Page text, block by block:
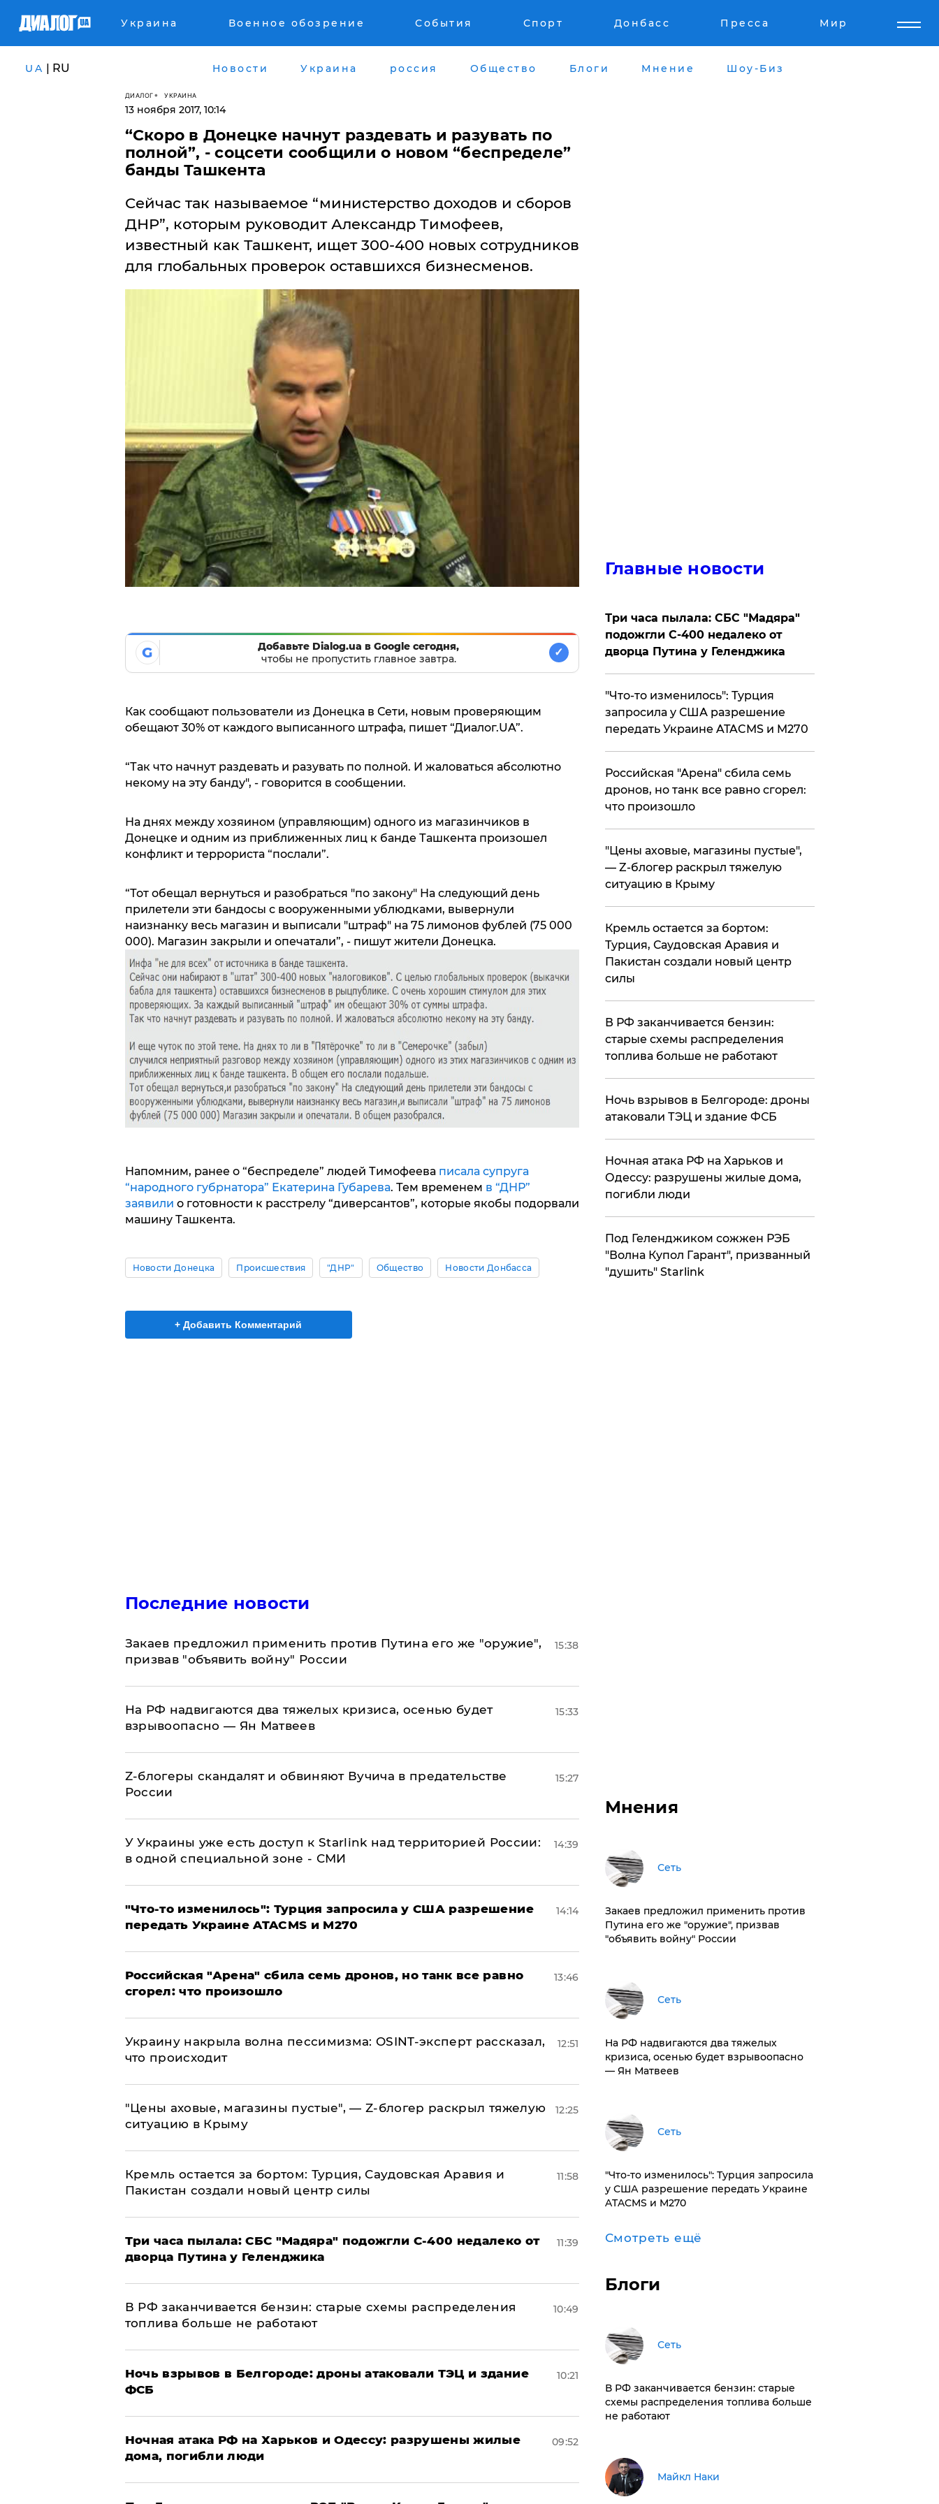
Украина Военное обозрение События Спорт Донбасс Пресса Мир
UA | RU Новости Украина россия Общество Блоги Мнение Шоу-Биз
ДИАЛОГ УКРАИНА
13 ноября 2017, 10:14
“Скоро в Донецке начнут раздевать и разувать по
полной”, - соцсети сообщили о новом “беспределе”
банды Ташкента
Сейчас так называемое “министерство доходов и сборов
ДНР”, которым руководит Александр Тимофеев,
известный как Ташкент, ищет 300-400 новых сотрудников
для глобальных проверок оставшихся бизнесменов.
G
Добавьте Dialog.ua в Google сегодня,
чтобы не пропустить главное завтра.
✓
Как сообщают пользователи из Донецка в Сети, новым проверяющим
обещают 30% от каждого выписанного штрафа, пишет “Диалог.UA”.
“Так что начнут раздевать и разувать по полной. И жаловаться абсолютно
некому на эту банду", - говорится в сообщении.
На днях между хозяином (управляющим) одного из магазинчиков в
Донецке и одним из приближенных лиц к банде Ташкента произошел
конфликт и террориста “послали”.
“Тот обещал вернуться и разобраться "по закону" На следующий день
прилетели эти бандосы с вооруженными ублюдками, вывернули
наизнанку весь магазин и выписали "штраф" на 75 лимонов фублей (75 000
000). Магазин закрыли и опечатали”, - пишут жители Донецка.
Напомним, ранее о “беспределе” людей Тимофеева писала супруга
“народного губрнатора” Екатерина Губарева. Тем временем в “ДНР”
заявили о готовности к расстрелу “диверсантов”, которые якобы подорвали
машину Ташкента.
Новости Донецка Происшествия "ДНР" Общество Новости Донбасса
+ Добавить Комментарий
Последние новости
Закаев предложил применить против Путина его же "оружие",
призвав "объявить войну" России
15:38
На РФ надвигаются два тяжелых кризиса, осенью будет
взрывоопасно — Ян Матвеев
15:33
Z-блогеры скандалят и обвиняют Вучича в предательстве
России
15:27
У Украины уже есть доступ к Starlink над территорией России:
в одной специальной зоне - СМИ
14:39
​"Что-то изменилось": Турция запросила у США разрешение
передать Украине ATACMS и M270
14:14
​Российская "Арена" сбила семь дронов, но танк все равно
сгорел: что произошло
13:46
​Украину накрыла волна пессимизма: OSINT-эксперт рассказал,
что происходит
12:51
​"Цены аховые, магазины пустые", — Z-блогер раскрыл тяжелую
ситуацию в Крыму
12:25
​Кремль остается за бортом: Турция, Саудовская Аравия и
Пакистан создали новый центр силы
11:58
Три часа пылала: СБС "Мадяра" подожгли С-400 недалеко от
дворца Путина у Геленджика
11:39
​В РФ заканчивается бензин: старые схемы распределения
топлива больше не работают
10:49
​Ночь взрывов в Белгороде: дроны атаковали ТЭЦ и здание
ФСБ
10:21
​Ночная атака РФ на Харьков и Одессу: разрушены жилые
дома, погибли люди
09:52
Главные новости
Три часа пылала: СБС "Мадяра"
подожгли С-400 недалеко от
дворца Путина у Геленджика
​"Что-то изменилось": Турция
запросила у США разрешение
передать Украине ATACMS и M270
​Российская "Арена" сбила семь
дронов, но танк все равно сгорел:
что произошло
​"Цены аховые, магазины пустые",
— Z-блогер раскрыл тяжелую
ситуацию в Крыму
​Кремль остается за бортом:
Турция, Саудовская Аравия и
Пакистан создали новый центр
силы
​В РФ заканчивается бензин:
старые схемы распределения
топлива больше не работают
​Ночь взрывов в Белгороде: дроны
атаковали ТЭЦ и здание ФСБ
​Ночная атака РФ на Харьков и
Одессу: разрушены жилые дома,
погибли люди
Под Геленджиком сожжен РЭБ
"Волна Купол Гарант", призванный
"душить" Starlink
Мнения
Сеть
Закаев предложил применить против
Путина его же "оружие", призвав
"объявить войну" России
Сеть
На РФ надвигаются два тяжелых
кризиса, осенью будет взрывоопасно
— Ян Матвеев
Сеть
​"Что-то изменилось": Турция запросила
у США разрешение передать Украине
ATACMS и M270
Смотреть ещё
Блоги
Сеть
​В РФ заканчивается бензин: старые
схемы распределения топлива больше
не работают
Майкл Наки